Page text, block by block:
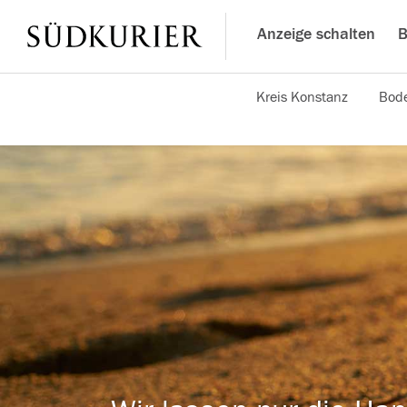
Anzeige schalten
Kreis Konstanz